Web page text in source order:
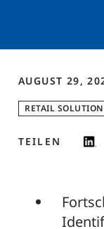
AUGUST 29,
RETAIL
TEILEN